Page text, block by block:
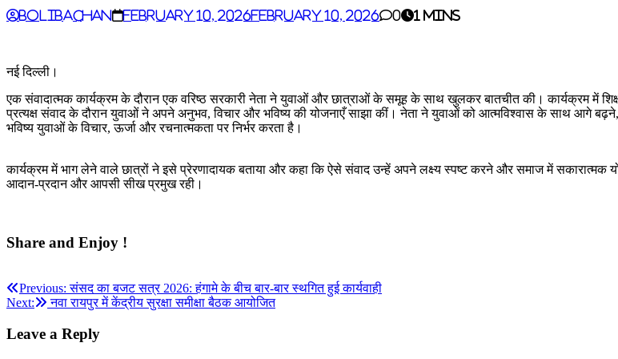
BoliBachan February 10, 2026February 10, 2026 0 1 mins
नई दिल्ली।
एक संवादात्मक कार्यक्रम के दौरान एक वरिष्ठ सरकारी नेता ने युवाओं और छात्राओं के समूह के साथ खुलकर बातचीत की। कार्यक्रम में
प्रत्यक्ष संवाद के दौरान युवाओं ने अपने अनुभव, विचार और भविष्य की योजनाएँ साझा कीं। नेता ने युवाओं को आत्मविश्वास के साथ आगे
भविष्य युवाओं के विचार, ऊर्जा और रचनात्मकता पर निर्भर करता है।
कार्यक्रम में भाग लेने वाले छात्रों ने इसे प्रेरणादायक बताया और कहा कि ऐसे संवाद उन्हें अपने लक्ष्य स्पष्ट करने और समाज में सकारात्मक
आदान-प्रदान और आपसी सीख प्रमुख रही।
Share and Enjoy !
Post
navigation
Previous: संसद का बजट सत्र 2026: हंगामे के बीच बार-बार स्थगित हुई कार्यवाही
Next:
नवा रायपुर में केंद्रीय सुरक्षा समीक्षा बैठक आयोजित
Leave a Reply